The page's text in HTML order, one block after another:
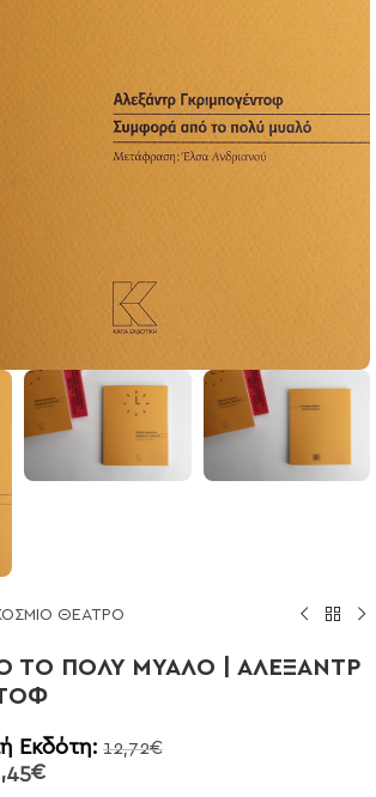
ΘΕΑΤΡΟ
ΤΟ ΠΟΛΥ ΜΥΑΛΟ | ΑΛΕΞΑΝΤΡ
Εκδότη: 12,72€
€